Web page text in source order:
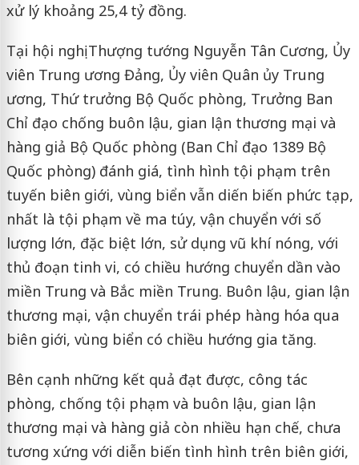
xử lý khoảng 25,4 tỷ đồng.
Tại hội nghị Thượng tướng Nguyễn Tân Cương, Ủy
viên Trung ương Đảng, Ủy viên Quân ủy Trung
ương, Thứ trưởng Bộ Quốc phòng, Trưởng Ban
Chỉ đạo chống buôn lậu, gian lận thương mại và
hàng giả Bộ Quốc phòng (Ban Chỉ đạo 1389 Bộ
Quốc phòng) đánh giá, tình hình tội phạm trên
tuyến biên giới, vùng biển vẫn diến biến phức tạp,
nhất là tội phạm về ma túy, vận chuyển với số
lượng lớn, đặc biệt lớn, sử dụng vũ khí nóng, với
thủ đoạn tinh vi, có chiều hướng chuyển dần vào
miền Trung và Bắc miền Trung. Buôn lậu, gian lận
thương mại, vận chuyển trái phép hàng hóa qua
biên giới, vùng biển có chiều hướng gia tăng.
Bên cạnh những kết quả đạt được, công tác
phòng, chống tội phạm và buôn lậu, gian lận
thương mại và hàng giả còn nhiều hạn chế, chưa
tương xứng với diễn biến tình hình trên biên giới,